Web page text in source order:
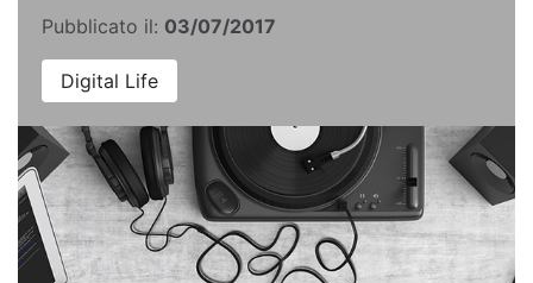
Pubblicato il: 03/07/2017
Digital Life